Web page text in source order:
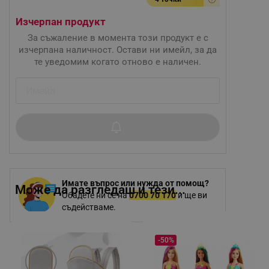
Имате въпрос или нужда от помощ?
Обадете ни се на0700 70 170и ще ви
съдействаме.
Изчерпан продукт
За съжаление в момента този продукт е с
изчерпана наличност. Остави ни имейл, за да
те уведомим когато отново е наличен.
Може да разгледаш и тези...
-50%